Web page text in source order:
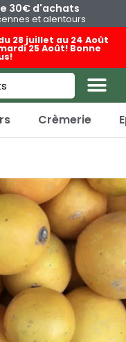
30€ d'achats
et alentours
28 juillet au 24 Août
25 Août! Bonne
Crèmerie